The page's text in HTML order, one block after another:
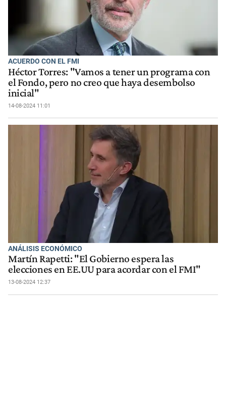
ACUERDO CON EL FMI
Héctor Torres: "Vamos a tener un programa con
el Fondo, pero no creo que haya desembolso
inicial"
14-08-2024 11:01
ANÁLISIS ECONÓMICO
Martín Rapetti: "El Gobierno espera las
elecciones en EE.UU para acordar con el FMI"
13-08-2024 12:37